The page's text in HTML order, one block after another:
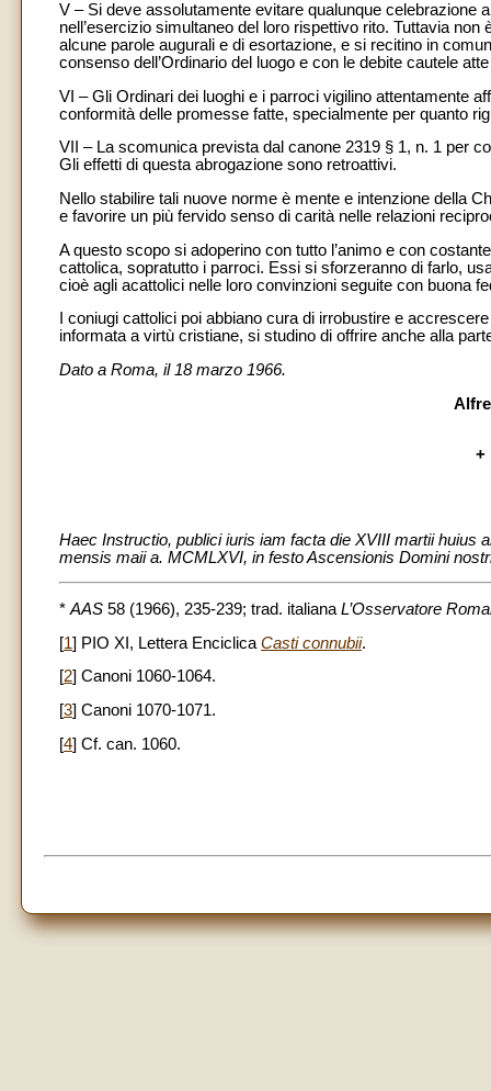
V – Si deve assolutamente evitare qualunque celebrazione
nell’esercizio simultaneo del loro rispettivo rito. Tuttavia
alcune parole augurali e di esortazione, e si recitino in
consenso dell’Ordinario del luogo e con le debite cautele
VI – Gli Ordinari dei luoghi e i parroci vigilino attentamente
conformità delle promesse fatte, specialmente per quanto
VII – La scomunica prevista dal canone 2319 § 1, n. 1 per
Gli effetti di questa abrogazione sono retroattivi.
Nello stabilire tali nuove norme è mente e intenzione della
e favorire un più fervido senso di carità nelle relazioni
A questo scopo si adoperino con tutto l’animo e con
cattolica, sopratutto i parroci. Essi si sforzeranno di farlo,
cioè agli acattolici nelle loro convinzioni seguite con buona
I coniugi cattolici poi abbiano cura di irrobustire e
informata a virtù cristiane, si studino di offrire anche alla
Dato a Roma, il 18 marzo 1966.
+
Haec Instructio, publici iuris iam facta die XVIII martii huius
mensis maii a. MCMLXVI, in festo Ascensionis Domini
* AAS 58 (1966), 235-239; trad. italiana L’Osservatore
[1] PIO XI, Lettera Enciclica Casti connubii.
[2] Canoni 1060-1064.
[3] Canoni 1070-1071.
[4] Cf. can. 1060.